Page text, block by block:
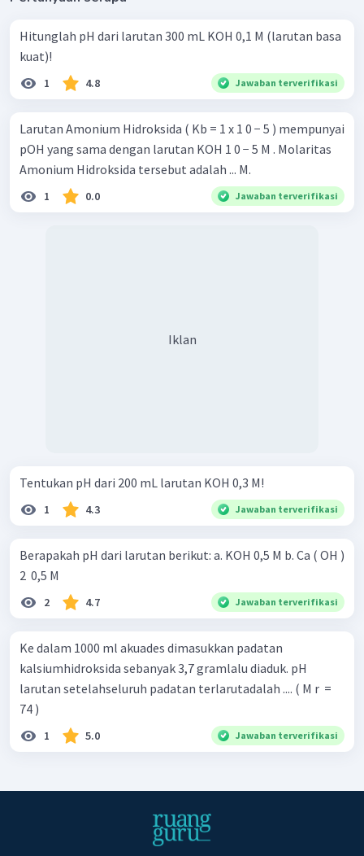
Hitunglah pH dari larutan 300 mL KOH 0,1 M (larutan basa
kuat)!
1 4.8 Jawaban terverifikasi
Larutan Amonium Hidroksida ( Kb = 1 x 1 0 − 5 ) mempunyai
pOH yang sama dengan larutan KOH 1 0 − 5 M . Molaritas
Amonium Hidroksida tersebut adalah ... M.
1 0.0 Jawaban terverifikasi
Iklan
Tentukan pH dari 200 mL larutan KOH 0,3 M!
1 4.3 Jawaban terverifikasi
Berapakah pH dari larutan berikut: a. KOH 0,5 M b. Ca ( OH )
2 ​ 0,5 M
2 4.7 Jawaban terverifikasi
Ke dalam 1000 ml akuades dimasukkan padatan
kalsiumhidroksida sebanyak 3,7 gramlalu diaduk. pH
larutan setelahseluruh padatan terlarutadalah .... ( M r ​ =
74 )
1 5.0 Jawaban terverifikasi